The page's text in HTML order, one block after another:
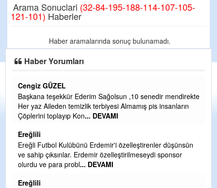
Arama Sonuclari (32-84-195-188-114-107-105-
121-101) Haberler
Haber aramalarında sonuç bulunamadı.
Haber Yorumları
Cengiz GÜZEL
Başkana teşekkür Ederim Sağolsun ,10 senedir mendirekte
Her yaz Aileden temizlik terbiyesi Almamış pis insanların
Çöplerini toplayıp Kon... DEVAMI
Ereğlili
Ereğli Futbol Kulübünü Erdemir'i özelleştirenler düşünsün
ve sahip çıksınlar. Erdemir özelleştirilmeseydi sponsor
olurdu ve para probl... DEVAMI
Ereğlili